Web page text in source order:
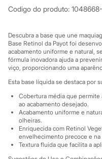
Marcas
City
Mindset
Sawary
Yessica
Moda esportiva
Acessórios
Blusas
Leggings
Shorts e Bermudas
Tops
Moda íntima
Calcinhas
Cintas e Modeladores
Codigo do produto:
Descubra a base que une
Base Retinol da Payot foi
acabamento uniforme e natural,
fórmula inovadora ajuda a
viço, proporcionando uma
Esta base líquida se destaca por
Cobertura média que permite
ao acabamento desejado.
Acabamento uniforme e
olheiras.
Enriquecida com Retinol
envelhecimento precoce e na
Textura fluida que facilita a